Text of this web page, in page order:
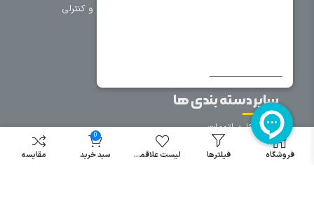
تجهیزات حفاظتی و کنترلی
سایر دسته بندی ها
خرید کلید اتومات
خرید کنتاکتور
خرید فیوز
فروشگاه فیلترها لیست علاقمندی
0
سبد خرید مقایسه